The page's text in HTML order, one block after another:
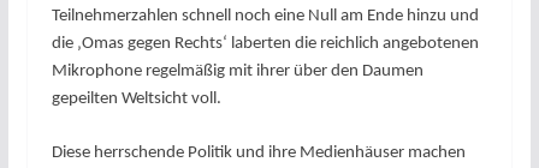
Teilnehmerzahlen schnell noch eine Null am Ende hinzu und
die ‚Omas gegen Rechts‘ laberten die reichlich angebotenen
Mikrophone regelmäßig mit ihrer über den Daumen
gepeilten Weltsicht voll.
Diese herrschende Politik und ihre Medienhäuser machen